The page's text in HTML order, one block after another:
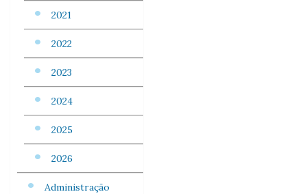
2021
2022
2023
2024
2025
2026
Administração